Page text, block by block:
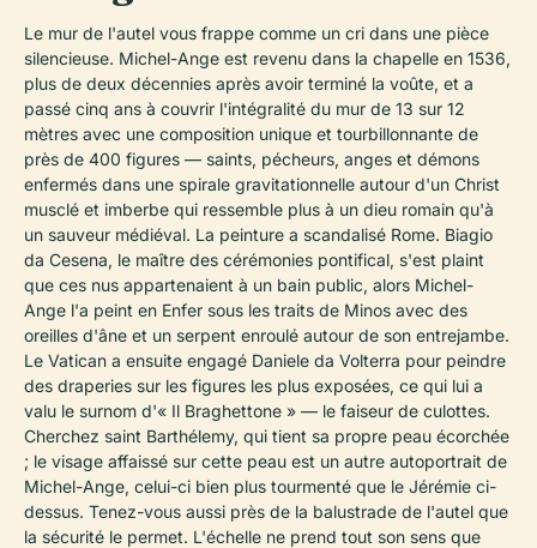
Le mur de l'autel vous frappe comme un cri dans une pièce
silencieuse. Michel-Ange est revenu dans la chapelle en 1536,
plus de deux décennies après avoir terminé la voûte, et a
passé cinq ans à couvrir l'intégralité du mur de 13 sur 12
mètres avec une composition unique et tourbillonnante de
près de 400 figures — saints, pécheurs, anges et démons
enfermés dans une spirale gravitationnelle autour d'un Christ
musclé et imberbe qui ressemble plus à un dieu romain qu'à
un sauveur médiéval. La peinture a scandalisé Rome. Biagio
da Cesena, le maître des cérémonies pontifical, s'est plaint
que ces nus appartenaient à un bain public, alors Michel-
Ange l'a peint en Enfer sous les traits de Minos avec des
oreilles d'âne et un serpent enroulé autour de son entrejambe.
Le Vatican a ensuite engagé Daniele da Volterra pour peindre
des draperies sur les figures les plus exposées, ce qui lui a
valu le surnom d'« Il Braghettone » — le faiseur de culottes.
Cherchez saint Barthélemy, qui tient sa propre peau écorchée
; le visage affaissé sur cette peau est un autre autoportrait de
Michel-Ange, celui-ci bien plus tourmenté que le Jérémie ci-
dessus. Tenez-vous aussi près de la balustrade de l'autel que
la sécurité le permet. L'échelle ne prend tout son sens que